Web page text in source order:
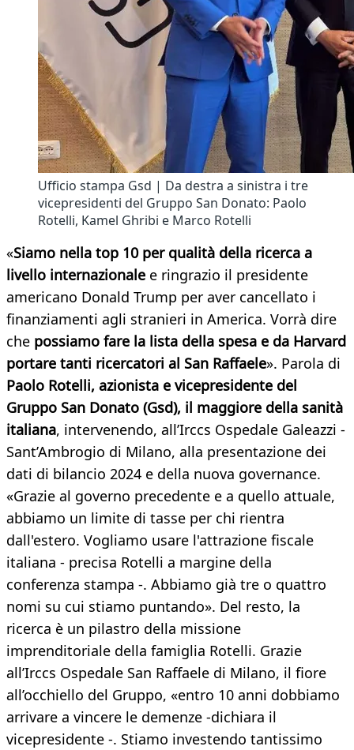
Ufficio stampa Gsd | Da destra a sinistra i tre
vicepresidenti del Gruppo San Donato: Paolo
Rotelli, Kamel Ghribi e Marco Rotelli
«Siamo nella top 10 per qualità della ricerca a
livello internazionale e ringrazio il presidente
americano Donald Trump per aver cancellato i
finanziamenti agli stranieri in America. Vorrà dire
che possiamo fare la lista della spesa e da Harvard
portare tanti ricercatori al San Raffaele». Parola di
Paolo Rotelli, azionista e vicepresidente del
Gruppo San Donato (Gsd), il maggiore della sanità
italiana, intervenendo, all’Irccs Ospedale Galeazzi -
Sant’Ambrogio di Milano, alla presentazione dei
dati di bilancio 2024 e della nuova governance.
«Grazie al governo precedente e a quello attuale,
abbiamo un limite di tasse per chi rientra
dall'estero. Vogliamo usare l'attrazione fiscale
italiana - precisa Rotelli a margine della
conferenza stampa -. Abbiamo già tre o quattro
nomi su cui stiamo puntando». Del resto, la
ricerca è un pilastro della missione
imprenditoriale della famiglia Rotelli. Grazie
all’Irccs Ospedale San Raffaele di Milano, il fiore
all’occhiello del Gruppo, «entro 10 anni dobbiamo
arrivare a vincere le demenze -dichiara il
vicepresidente -. Stiamo investendo tantissimo